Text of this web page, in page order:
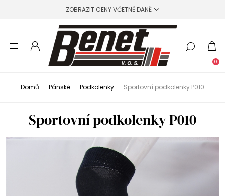
0
Domů - Pánské - Podkolenky - Sportovní podkolenky P010
Sportovní podkolenky P010